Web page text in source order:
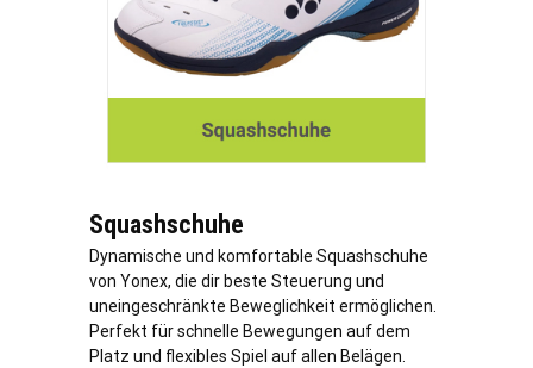
Squashschuhe
Dynamische und komfortable Squashschuhe
von Yonex, die dir beste Steuerung und
uneingeschränkte Beweglichkeit ermöglichen.
Perfekt für schnelle Bewegungen auf dem
Platz und flexibles Spiel auf allen Belägen.